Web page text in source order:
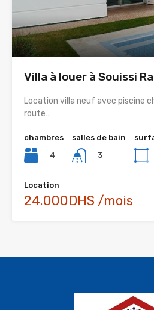
Villa à louer à Souissi
Location villa neuf avec piscine
route…
chambres
4
salles de bain
3
Location
24.000DHS /mois